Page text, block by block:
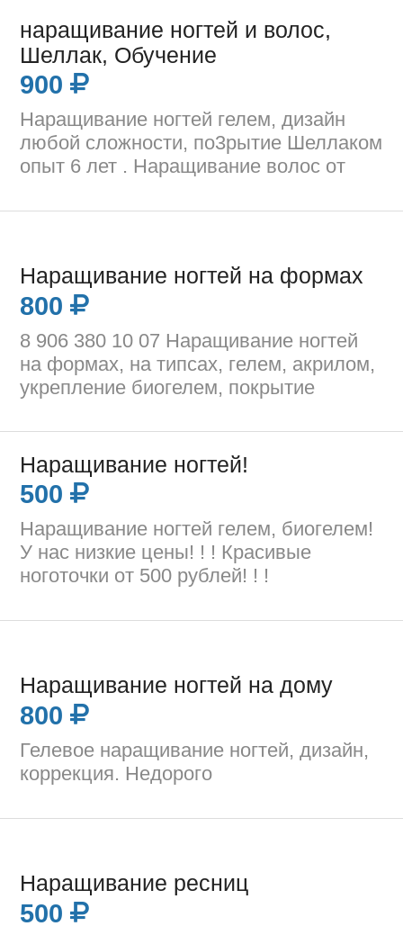
наращивание ногтей и волос,
Шеллак, Обучение
900
Наращивание ногтей гелем, дизайн
любой сложности, по3рытие Шеллаком
опыт 6 лет . Наращивание волос от
Наращивание ногтей на формах
800
8 906 380 10 07 Наращивание ногтей
на формах, на типсах, гелем, акрилом,
укрепление биогелем, покрытие
Наращивание ногтей!
500
Наращивание ногтей гелем, биогелем!
У нас низкие цены! ! ! Красивые
ноготочки от 500 рублей! ! !
Наращивание ногтей на дому
800
Гелевое наращивание ногтей, дизайн,
коррекция. Недорого
Наращивание ресниц
500